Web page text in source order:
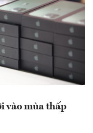
vào mùa thấp